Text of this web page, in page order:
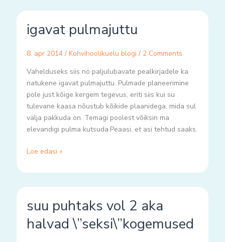
igavat pulmajuttu
8. apr 2014 / Kohvihoolikuelu blogi / 2 Comments
Vahelduseks siis nö paljulubavate pealkirjadele ka
natukene igavat pulmajuttu. Pulmade planeerimine
pole just kõige kergem tegevus, eriti siis kui su
tulevane kaasa nõustub kõikide plaanidega, mida sul
välja pakkuda on. Temagi poolest võiksin ma
elevandigi pulma kutsuda.Peaasi, et asi tehtud saaks.
pulmajuttu
Loe edasi »
suu puhtaks vol 2 aka
halvad \”seksi\”kogemused
puhtaks
2